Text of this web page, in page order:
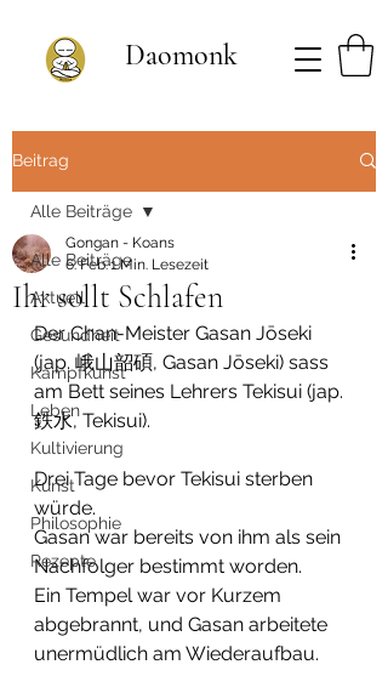
Daomonk
Beitrag
Alle Beiträge
Aktuell
Gesundheit
Kampfkunst
Leben
Kultivierung
Kunst
Philosophie
Rezepte
Alle Beiträge
Ihr sollt Schlafen
Gongan - Koans
6. Feb.1 Min. Lesezeit
Der Chan-Meister Gasan Jōseki
(jap. 峨山韶碩, Gasan Jōseki) sass
am Bett seines Lehrers Tekisui (jap.
鉄水, Tekisui).
Drei Tage bevor Tekisui sterben
würde.
Gasan war bereits von ihm als sein
Nachfolger bestimmt worden.
Ein Tempel war vor Kurzem
abgebrannt, und Gasan arbeitete
unermüdlich am Wiederaufbau.